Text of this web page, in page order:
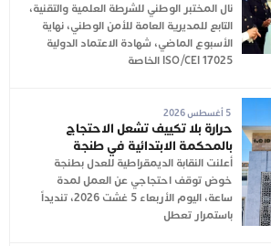
نال المختبر الوطني للشرطة العلمية والتقنية،
التابع للمديرية العامة للأمن الوطني، نهاية
الأسبوع الماضي، شهادة الاعتماد الدولية
ISO/CEI 17025 الخاصة
5 أغسطس 2026
حرارة بلا تكييف تشعل الاحتجاج
بالمحكمة الابتدائية في طنجة
أعلنت النقابة الديمقراطية للعدل بطنجة
خوض توقف احتجاجي عن العمل لمدة
ساعة، اليوم الأربعاء 5 غشت 2026، تنديداً
باستمرار تعطل